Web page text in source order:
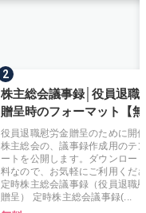
株主総会議事録│役員退職
贈呈時のフォーマット【
役員退職慰労金贈呈のために開
株主総会の、議事録作成用のテ
ートを公開します。ダウンロー
料なので、お気軽にご利用くだ
定時株主総会議事録（役員退職
贈呈） 定時株主総会議事録(...